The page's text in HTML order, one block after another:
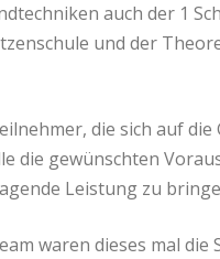
auch der 1
und der
die sich auf
die gewünschten
Leistung zu
waren dieses mal die